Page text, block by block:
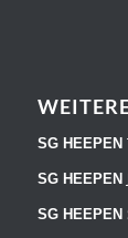
SG HEEPEN
SG HEEPEN
SG HEEPEN